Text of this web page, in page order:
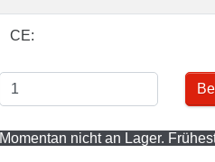
CE:
Momentan nicht an Lager.